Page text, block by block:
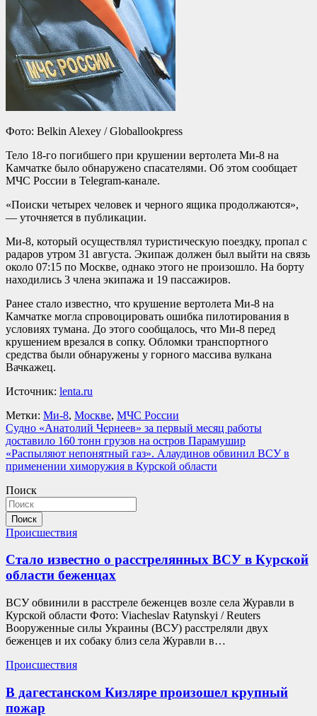
Фото: Belkin Alexey / Globallookpress
Тело 18-го погибшего при крушении вертолета Ми-8 на
Камчатке было обнаружено спасателями. Об этом сообщает
МЧС России в Telegram-канале.
«Поиски четырех человек и черного ящика продолжаются»,
— уточняется в публикации.
Ми-8, который осуществлял туристическую поездку, пропал с
радаров утром 31 августа. Экипаж должен был выйти на связь
около 07:15 по Москве, однако этого не произошло. На борту
находились 3 члена экипажа и 19 пассажиров.
Ранее стало известно, что крушение вертолета Ми-8 на
Камчатке могла спровоцировать ошибка пилотирования в
условиях тумана. До этого сообщалось, что Ми-8 перед
крушением врезался в сопку. Обломки транспортного
средства были обнаружены у горного массива вулкана
Вачкажец.
Источник: lenta.ru
Метки: Ми-8, Москве, МЧС России
Навигация
по
записям
Судно «Анатолий Чернеев» за первый месяц работы
доставило 160 тонн грузов на остров Парамушир
«Распыляют непонятный газ». Алаудинов обвинил ВСУ в
применении химоружия в Курской области
Поиск
Поиск
Происшествия
Стало известно о расстрелянных ВСУ в Курской
области беженцах
ВСУ обвинили в расстреле беженцев возле села Журавли в
Курской области Фото: Viacheslav Ratynskyi / Reuters
Вооруженные силы Украины (ВСУ) расстреляли двух
беженцев и их собаку близ села Журавли в…
Происшествия
В дагестанском Кизляре произошел крупный
пожар